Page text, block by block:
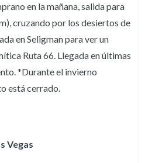
en la mañana, salida para
cruzando por los desiertos de
en Seligman para ver un
Ruta 66. Llegada en últimas
*Durante el invierno
está cerrado.
Vegas